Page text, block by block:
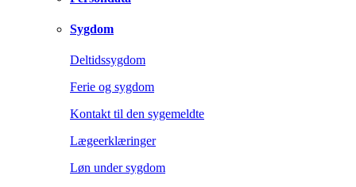
Sygdom
Deltidssygdom
Ferie og sygdom
Kontakt til den sygemeldte
Lægeerklæringer
Løn under sygdom